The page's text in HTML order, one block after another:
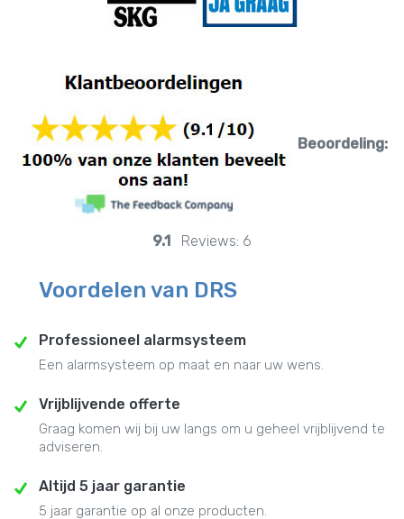
Beoordeling:
9.1 Reviews: 6
Voordelen van DRS
Professioneel alarmsysteem
Een alarmsysteem op maat en naar uw wens.
Vrijblijvende offerte
Graag komen wij bij uw langs om u geheel vrijblijvend te
adviseren.
Altijd 5 jaar garantie
5 jaar garantie op al onze producten.